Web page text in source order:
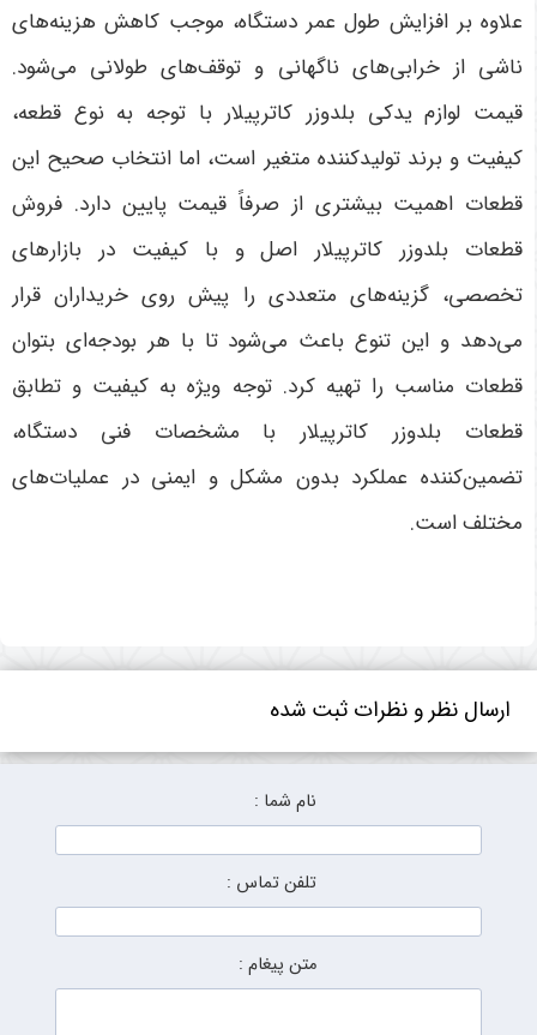
علاوه بر افزایش طول عمر دستگاه، موجب کاهش هزینه‌های
ناشی از خرابی‌های ناگهانی و توقف‌های طولانی می‌شود.
قیمت لوازم یدکی بلدوزر کاترپیلار با توجه به نوع قطعه،
کیفیت و برند تولیدکننده متغیر است، اما انتخاب صحیح این
قطعات اهمیت بیشتری از صرفاً قیمت پایین دارد. فروش
قطعات بلدوزر کاترپیلار اصل و با کیفیت در بازارهای
تخصصی، گزینه‌های متعددی را پیش روی خریداران قرار
می‌دهد و این تنوع باعث می‌شود تا با هر بودجه‌ای بتوان
قطعات مناسب را تهیه کرد. توجه ویژه به کیفیت و تطابق
قطعات بلدوزر کاترپیلار با مشخصات فنی دستگاه،
تضمین‌کننده عملکرد بدون مشکل و ایمنی در عملیات‌های
مختلف است.
ارسال نظر و نظرات ثبت شده
نام شما :
تلفن تماس :
متن پیغام :